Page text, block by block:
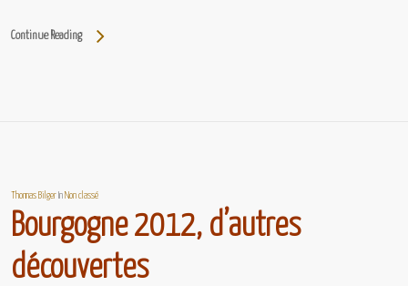
Continue Reading
Thomas Bilger InNon classé
Bourgogne 2012, d’autres
découvertes